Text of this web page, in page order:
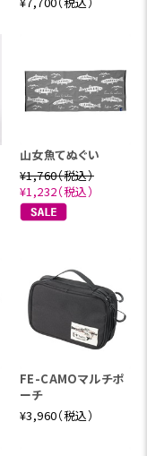
山女魚てぬぐい
¥1,760（税込）
¥1,232（税込）
FE-CAMOマルチポ
ーチ
¥3,960（税込）